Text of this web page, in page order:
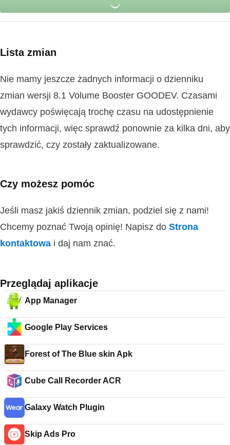
Lista zmian
Nie mamy jeszcze żadnych informacji o dzienniku
zmian wersji 8.1 Volume Booster GOODEV. Czasami
wydawcy poświęcają trochę czasu na udostępnienie
tych informacji, więc sprawdź ponownie za kilka dni, aby
sprawdzić, czy zostały zaktualizowane.
Czy możesz pomóc
Jeśli masz jakiś dziennik zmian, podziel się z nami!
Chcemy poznać Twoją opinię! Napisz do Strona
kontaktowa i daj nam znać.
Przeglądaj aplikacje
App Manager
Google Play Services
Forest of The Blue skin Apk
Cube Call Recorder ACR
Galaxy Watch Plugin
Skip Ads Pro